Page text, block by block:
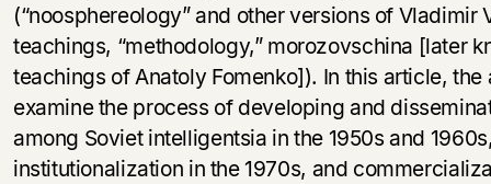
(“noosphereology” and other versions of Vladimir
teachings, “methodology,” morozovschina [later
teachings of Anatoly Fomenko]). In this article, the
examine the process of developing and
among Soviet intelligentsia in the 1950s and
institutionalization in the 1970s, and